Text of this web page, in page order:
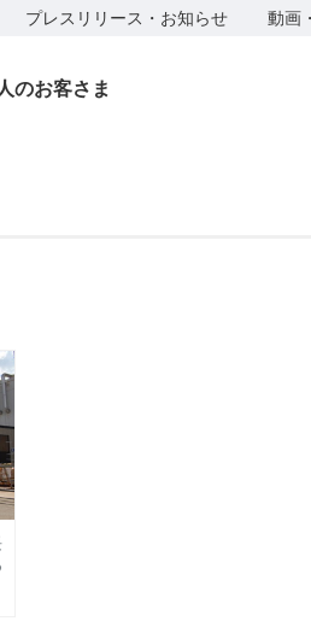
プレスリリース・お知らせ 動画
のお客さま